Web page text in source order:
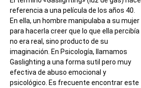
referencia a una película de los años 40.
En ella, un hombre manipulaba a su mujer
para hacerla creer que lo que ella percibía
no era real, sino producto de su
imaginación. En Psicología, llamamos
Gaslighting a una forma sutil pero muy
efectiva de abuso emocional y
psicológico. Es frecuente encontrar este